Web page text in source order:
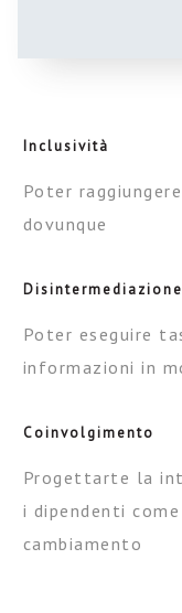
Inclusività
Poter
dovunque
Disintermediazione
Poter eseguire
informazioni in
Coinvolgimento
Progettarte la
i dipendenti
cambiamento